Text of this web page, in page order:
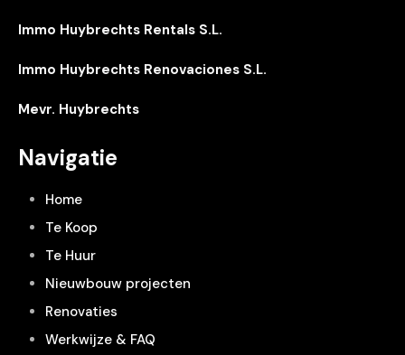
Immo Huybrechts Rentals S.L.
Immo Huybrechts Renovaciones S.L.
Mevr. Huybrechts
Navigatie
Home
Te Koop
Te Huur
Nieuwbouw projecten
Renovaties
Werkwijze & FAQ